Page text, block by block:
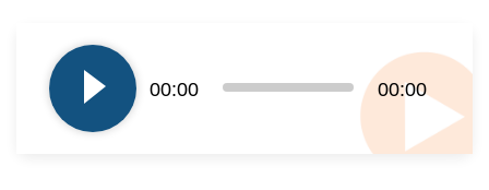
plików
dźwiękowych
00:00 00:00